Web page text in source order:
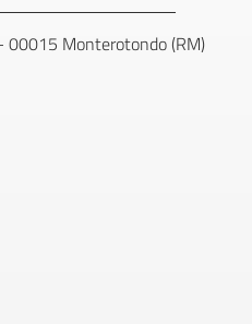
00015 Monterotondo (RM)